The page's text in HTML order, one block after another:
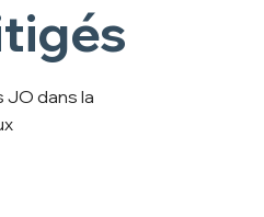
JO dans la